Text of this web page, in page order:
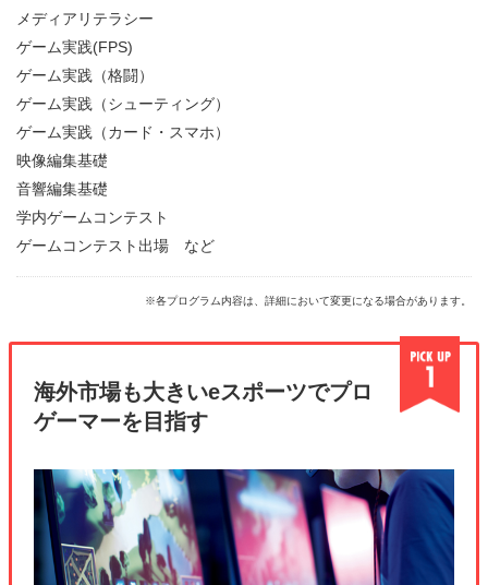
メディアリテラシー
ゲーム実践(FPS)
ゲーム実践（格闘）
ゲーム実践（シューティング）
ゲーム実践（カード・スマホ）
映像編集基礎
音響編集基礎
学内ゲームコンテスト
ゲームコンテスト出場 など
※各プログラム内容は、詳細において変更になる場合があります。
海外市場も大きいeスポーツでプロ
ゲーマーを目指す